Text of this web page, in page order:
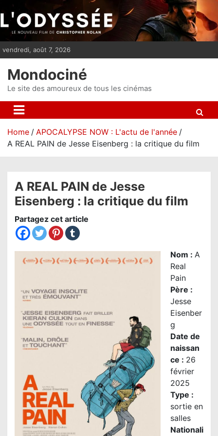
i
p
n
vendredi, août 7, 2026
Mondociné
Le site des amoureux de tous les cinémas
Home
APOCALYPSE NOW : L'actu de l'année
A REAL PAIN de Jesse Eisenberg : la critique du film
A REAL PAIN de Jesse
Eisenberg : la critique du film
Partagez cet article
Nom : A
Real
Pain
Père :
Jesse
Eisenber
g
Date de
naissan
ce : 26
février
2025
Type :
sortie en
salles
Nationali